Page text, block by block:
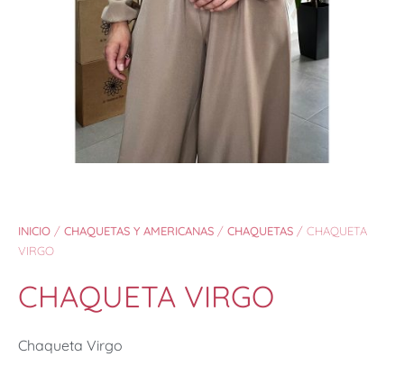
INICIO / CHAQUETAS Y AMERICANAS / CHAQUETAS / CHAQUETA
VIRGO
CHAQUETA VIRGO
Chaqueta Virgo